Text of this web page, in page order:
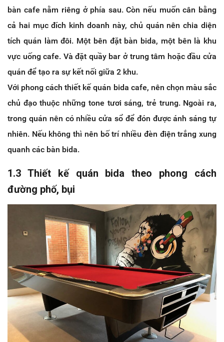
bàn cafe nằm riêng ở phía sau. Còn nếu muốn cân bằng
cả hai mục đích kinh doanh này, chủ quán nên chia diện
tích quán làm đôi. Một bên đặt bàn bida, một bên là khu
vực uống cafe. Và đặt quầy bar ở trung tâm hoặc đầu cửa
quán để tạo ra sự kết nối giữa 2 khu.
Với phong cách thiết kế quán bida cafe, nên chọn màu sắc
chủ đạo thuộc những tone tươi sáng, trẻ trung. Ngoài ra,
trong quán nên có nhiều cửa sổ để đón được ánh sáng tự
nhiên. Nếu không thì nên bố trí nhiều đèn điện trắng xung
quanh các bàn bida.
1.3 Thiết kế quán bida theo phong cách
đường phố, bụi